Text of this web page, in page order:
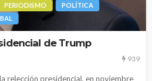
PERIODISMO
POLÍTICA
de Trump
939
relección presidencial, en noviembre